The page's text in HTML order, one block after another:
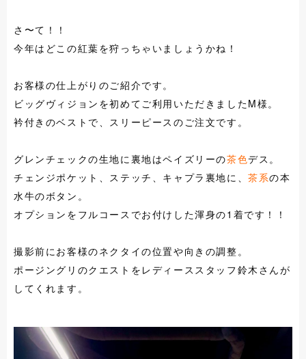
さ〜て！！
今年はどこの紅葉を狩っちゃいましょうかね！
お客様の仕上がりのご紹介です。
ビッグヴィジョンを初めてご利用いただきましたM様。
衿付きのベストで、スリーピースのご注文です。
グレンチェックの生地に裏地はペイズリーの茶色デス。
チェンジポケット、ステッチ、キャプラ裏地に、茶系の本
水牛のボタン。
オプションをフルコースでお付けした渾身の1着です！！
撮影前にお客様のネクタイの位置や向きの調整。
ポージングリのクエストをレディーススタッフ鈴木さんが
してくれます。